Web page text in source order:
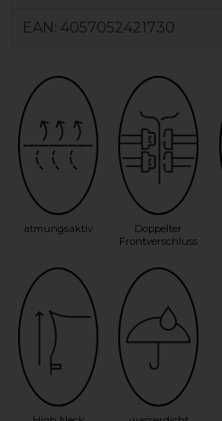
EAN: 4057052421730
atmungsaktiv
Doppelter
Frontverschluss